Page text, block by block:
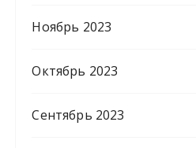
Ноябрь 2023
Октябрь 2023
Сентябрь 2023